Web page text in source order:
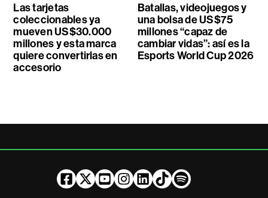
Las tarjetas
coleccionables ya
mueven US$30.000
millones y esta marca
quiere convertirlas en
accesorio
Batallas, videojuegos y
una bolsa de US$75
millones “capaz de
cambiar vidas”: así es la
Esports World Cup 2026